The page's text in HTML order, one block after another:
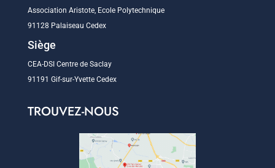
Association Aristote, Ecole Polytechnique
91128 Palaiseau Cedex
Siège
CEA-DSI Centre de Saclay
91191 Gif-sur-Yvette Cedex
TROUVEZ-NOUS